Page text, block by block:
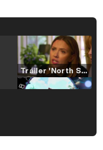
Tráiler 'North Star' (2023)